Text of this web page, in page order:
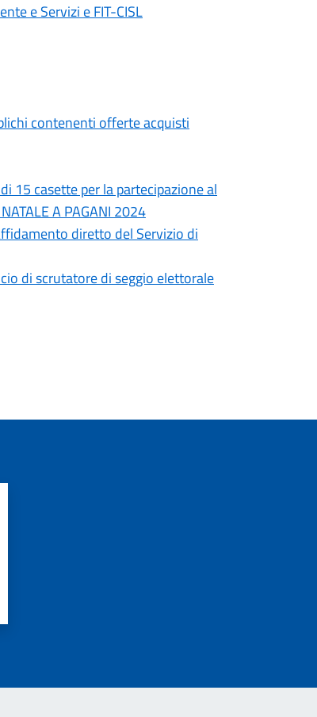
e Servizi e FIT-CISL
contenenti offerte acquisti
15 casette per la partecipazione al
A PAGANI 2024
diretto del Servizio di
di scrutatore di seggio elettorale